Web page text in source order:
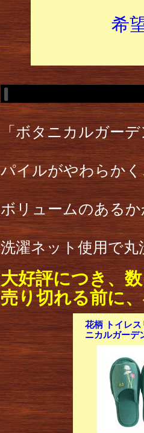
希
「ボタニカルガー
パイルがやわらか
ボリュームのある
洗濯ネット使用で丸
大好評につき、
売り切れる前に
花柄 トイレ
ニカルガーデ